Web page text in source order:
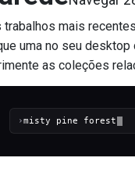
mais
uma no seu
as coleções
›